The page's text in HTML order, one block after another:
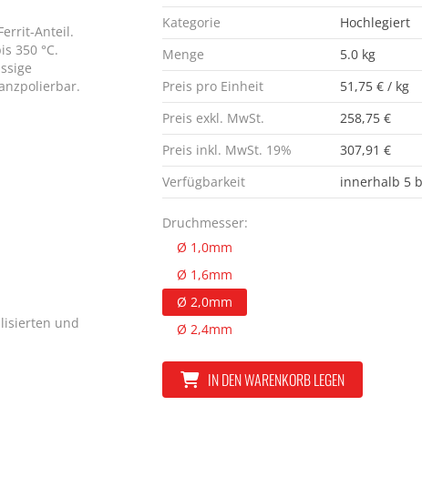
Anteil.
350 °C.
und
Kategorie
Hochlegiert
Menge
5.0 kg
Preis pro Einheit
51,75 € / kg
Preis exkl. MwSt.
258,75 €
Preis inkl. MwSt. 19%
307,91 €
Verfügbarkeit
innerhalb 5
Druchmesser:
Ø 1,0mm
Ø 1,6mm
Ø 2,0mm
Ø 2,4mm
IN DEN WARENKORB LEGEN